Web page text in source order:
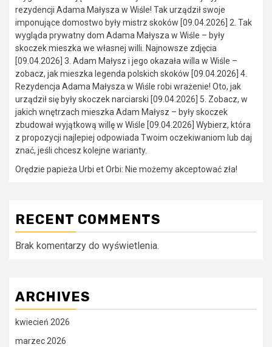
rezydencji Adama Małysza w Wiśle! Tak urządził swoje
imponujące domostwo były mistrz skoków [09.04.2026] 2. Tak
wygląda prywatny dom Adama Małysza w Wiśle – były
skoczek mieszka we własnej willi. Najnowsze zdjęcia
[09.04.2026] 3. Adam Małysz i jego okazała willa w Wiśle –
zobacz, jak mieszka legenda polskich skoków [09.04.2026] 4.
Rezydencja Adama Małysza w Wiśle robi wrażenie! Oto, jak
urządził się były skoczek narciarski [09.04.2026] 5. Zobacz, w
jakich wnętrzach mieszka Adam Małysz – były skoczek
zbudował wyjątkową willę w Wiśle [09.04.2026] Wybierz, która
z propozycji najlepiej odpowiada Twoim oczekiwaniom lub daj
znać, jeśli chcesz kolejne warianty.
Orędzie papieża Urbi et Orbi: Nie możemy akceptować zła!
RECENT COMMENTS
Brak komentarzy do wyświetlenia.
ARCHIVES
kwiecień 2026
marzec 2026